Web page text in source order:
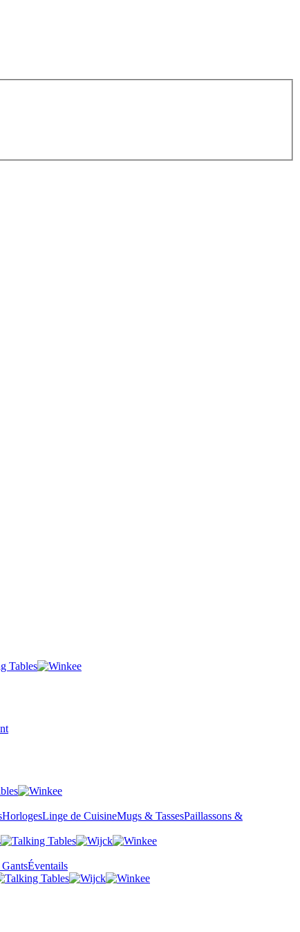
HorlogesLinge de CuisineMugs & TassesPaillassons &
Éventails